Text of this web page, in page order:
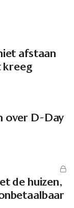
afstaan
kreeg
over D-Day
de huizen,